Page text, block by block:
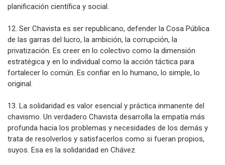
planificación científica y social.
12. Ser Chavista es ser republicano, defender la Cosa Pública
de las garras del lucro, la ambición, la corrupción, la
privatización. Es creer en lo colectivo como la dimensión
estratégica y en lo individual como la acción táctica para
fortalecer lo común. Es confiar en lo humano, lo simple, lo
original.
13. La solidaridad es valor esencial y práctica inmanente del
chavismo. Un verdadero Chavista desarrolla la empatía más
profunda hacia los problemas y necesidades de los demás y
trata de resolverlos y satisfacerlos como si fueran propios,
suyos. Esa es la solidaridad en Chávez.